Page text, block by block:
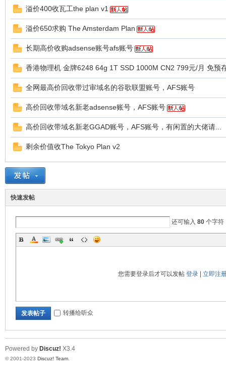
流
溢价400收瓦工the plan v1
溢价650求购 The Amsterdam Plan
长期高价收购adsense账号afs账号
香港物理机 金牌6248 64g 1T SSD 1000M CN2 799元/月 免预
全网最高价回收带过审域名的谷歌联盟账号，AFS账号
高价回收带域名新老adsense账号，AFS账号
高价回收带域名新老GGAD账号，AFS账号，有闲置的大佬请...
剩余价值收The Tokyo Plan v2
快速发帖
还可输入 80 个字符
您需要登录后才可以发帖 登录| 立即注
发表帖子 转播给听众
Powered by Discuz! X3.4
© 2001-2023 Discuz! Team